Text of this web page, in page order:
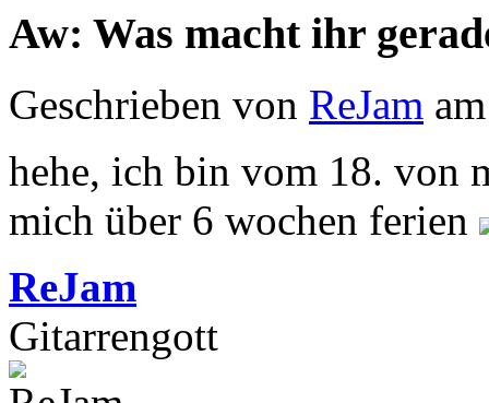
Aw: Was macht ihr
Geschrieben von ReJam
hehe, ich bin vom 18. von
mich über 6 wochen ferien
ReJam
Gitarrengott